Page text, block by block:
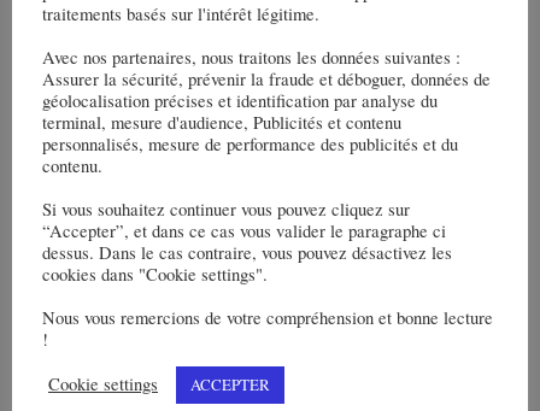
participe à environ 60 millions d’euros.
traitements basés sur l'intérêt légitime.
Avec nos partenaires, nous traitons les données suivantes :
Assurer la sécurité, prévenir la fraude et déboguer, données de
géolocalisation précises et identification par analyse du
terminal, mesure d'audience, Publicités et contenu
personnalisés, mesure de performance des publicités et du
contenu.
Si vous souhaitez continuer vous pouvez cliquez sur
“Accepter”, et dans ce cas vous valider le paragraphe ci
dessus. Dans le cas contraire, vous pouvez désactivez les
cookies dans "Cookie settings".
Nous vous remercions de votre compréhension et bonne lecture
!
Cookie settings
ACCEPTER